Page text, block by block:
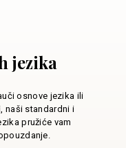
jezika
osnove jezika ili
naši standardni i
pružiće vam